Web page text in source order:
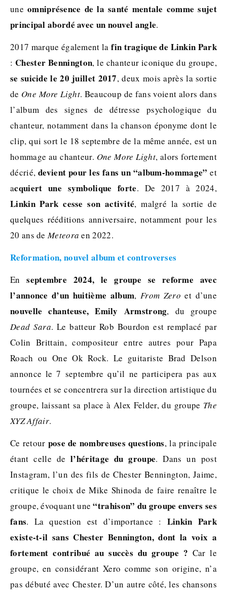
une omniprésence de la santé mentale comme sujet
principal abordé avec un nouvel angle.
2017 marque également lafin tragique de Linkin Park
:Chester Bennington, le chanteur iconique du groupe,
se suicide le 20 juillet 2017, deux mois après la sortie
de One More Light. Beaucoup de fans voient alors dans
l’album des signes de détresse psychologique du
chanteur, notamment dans la chanson éponyme dont le
clip, qui sort le 18 septembre de la même année, est un
hommage au chanteur. One More Light, alors fortement
décrié, devient pour les fans un “album-hommage” et
acquiert une symbolique forte. De 2017 à 2024,
Linkin Park cesse son activité, malgré la sortie de
quelques rééditions anniversaire, notamment pour les
20 ans deMeteoraen 2022.
Reformation, nouvel album et controverses
Enseptembre 2024, le groupe se reforme avec
l’annonce d’un huitième album,From Zero et d’une
nouvelle chanteuse, Emily Armstrong, du groupe
Dead Sara. Le batteur Rob Bourdon est remplacé par
Colin Brittain, compositeur entre autres pour Papa
Roach ou One Ok Rock. Le guitariste Brad Delson
annonce le 7 septembre qu’il ne participera pas aux
tournées et se concentrera sur la direction artistique du
groupe, laissant sa place à Alex Felder, du groupe The
XYZ Affair.
Ce retour pose de nombreuses questions, la principale
étant celle del’héritage du groupe. Dans un post
Instagram, l’un des fils de Chester Bennington, Jaime,
critique le choix de Mike Shinoda de faire renaître le
groupe, évoquant une“trahison” du groupe envers ses
fans. La question est d’importance : Linkin Park
existe-t-il sans Chester Bennington, dont la voix a
fortement contribué au succès du groupe ? Car le
groupe, en considérant Xero comme son origine, n’a
pas débuté avec Chester. D’un autre côté, les chansons